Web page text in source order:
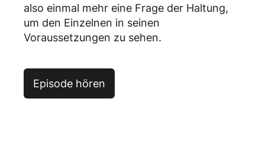
also einmal mehr eine Frage der Haltung,
um den Einzelnen in seinen
Voraussetzungen zu sehen.
Episode hören